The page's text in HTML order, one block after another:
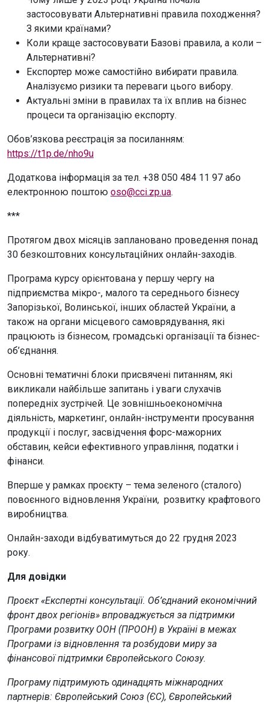
застосовувати Альтернативні правила походження?
З якими країнами?
Коли краще застосовувати Базові правила, а коли –
Альтернативні?
Експортер може самостійно вибирати правила.
Аналізуємо ризики та переваги цього вибору.
Актуальні зміни в правилах та їх вплив на бізнес
процеси та організацію експорту.
Обов’язкова реєстрація за посиланням:
https://t1p.de/nho9u
Додаткова інформація за тел. +38 050 484 11 97 або
електронною поштою oso@cci.zp.ua.
***
Протягом двох місяців заплановано проведення понад
30 безкоштовних консультаційних онлайн-заходів.
Програма курсу орієнтована у першу чергу на
підприємства мікро-, малого та середнього бізнесу
Запорізької, Волинської, інших областей України, а
також на органи місцевого самоврядування, які
працюють із бізнесом, громадські організації та бізнес-
об’єднання.
Основні тематичні блоки присвячені питанням, які
викликали найбільше запитань і уваги слухачів
попередніх зустрічей. Це зовнішньоекономічна
діяльність, маркетинг, онлайн-інструменти просування
продукції і послуг, засвідчення форс-мажорних
обставин, кейси ефективного управління, податки і
фінанси.
Вперше у рамках проєкту – тема зеленого (сталого)
повоєнного відновлення України, розвитку крафтового
виробництва.
Онлайн-заходи відбуватимуться до 22 грудня 2023
року.
Для довідки
Проєкт «Експертні консультації. Об’єднаний економічний
фронт двох регіонів» впроваджується за підтримки
Програми розвитку ООН (ПРООН) в Україні в межах
Програми із відновлення та розбудови миру за
фінансової підтримки Європейського Союзу.
Програму підтримують одинадцять міжнародних
партнерів: Європейський Союз (ЄС), Європейський